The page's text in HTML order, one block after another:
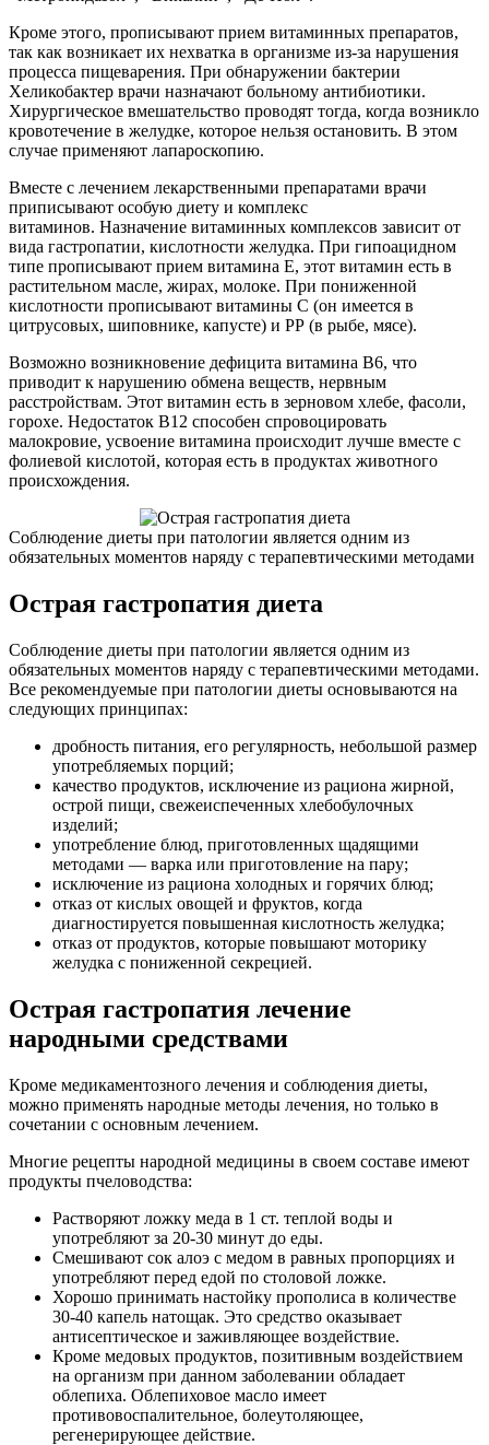
Кроме этого, прописывают прием витаминных препаратов,
так как возникает их нехватка в организме из-за нарушения
процесса пищеварения. При обнаружении бактерии
Хеликобактер врачи назначают больному антибиотики.
Хирургическое вмешательство проводят тогда, когда возникло
кровотечение в желудке, которое нельзя остановить. В этом
случае применяют лапароскопию.
Вместе с лечением лекарственными препаратами врачи
приписывают особую диету и комплекс
витаминов. Назначение витаминных комплексов зависит от
вида гастропатии, кислотности желудка. При гипоацидном
типе прописывают прием витамина E, этот витамин есть в
растительном масле, жирах, молоке. При пониженной
кислотности прописывают витамины C (он имеется в
цитрусовых, шиповнике, капусте) и РР (в рыбе, мясе).
Возможно возникновение дефицита витамина В6, что
приводит к нарушению обмена веществ, нервным
расстройствам. Этот витамин есть в зерновом хлебе, фасоли,
горохе. Недостаток В12 способен спровоцировать
малокровие, усвоение витамина происходит лучше вместе с
фолиевой кислотой, которая есть в продуктах животного
происхождения.
Соблюдение диеты при патологии является одним из
обязательных моментов наряду с терапевтическими методами
Острая гастропатия диета
Соблюдение диеты при патологии является одним из
обязательных моментов наряду с терапевтическими методами.
Все рекомендуемые при патологии диеты основываются на
следующих принципах:
дробность питания, его регулярность, небольшой размер
употребляемых порций;
качество продуктов, исключение из рациона жирной,
острой пищи, свежеиспеченных хлебобулочных
изделий;
употребление блюд, приготовленных щадящими
методами — варка или приготовление на пару;
исключение из рациона холодных и горячих блюд;
отказ от кислых овощей и фруктов, когда
диагностируется повышенная кислотность желудка;
отказ от продуктов, которые повышают моторику
желудка с пониженной секрецией.
Острая гастропатия лечение
народными средствами
Кроме медикаментозного лечения и соблюдения диеты,
можно применять народные методы лечения, но только в
сочетании с основным лечением.
Многие рецепты народной медицины в своем составе имеют
продукты пчеловодства:
Растворяют ложку меда в 1 ст. теплой воды и
употребляют за 20-30 минут до еды.
Смешивают сок алоэ с медом в равных пропорциях и
употребляют перед едой по столовой ложке.
Хорошо принимать настойку прополиса в количестве
30-40 капель натощак. Это средство оказывает
антисептическое и заживляющее воздействие.
Кроме медовых продуктов, позитивным воздействием
на организм при данном заболевании обладает
облепиха. Облепиховое масло имеет
противовоспалительное, болеутоляющее,
регенерирующее действие.